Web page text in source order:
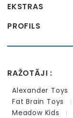
EKSTRAS
PROFILS
RAŽOTĀJI :
Alexander Toys
Fat Brain Toys
Meadow Kids